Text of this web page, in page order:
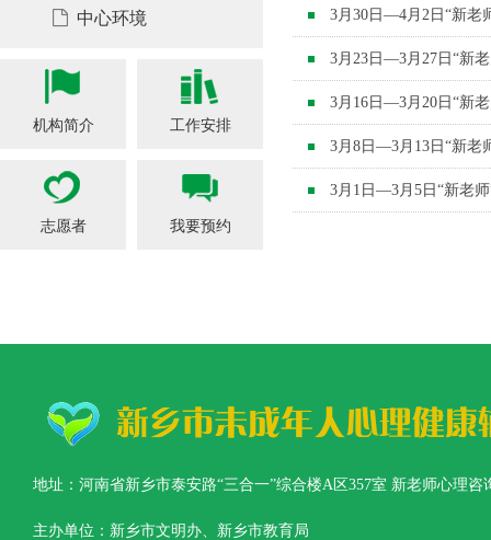
中心环境
机构简介 工作安排
志愿者 我要预约
3月30日—4月2日“新老
3月23日—3月27日“新
3月16日—3月20日“新
3月8日—3月13日“新老
3月1日—3月5日“新老
地址：河南省新乡市泰安路“三合一”综合楼A区357室 新老师心理咨
主办单位：新乡市文明办、新乡市教育局